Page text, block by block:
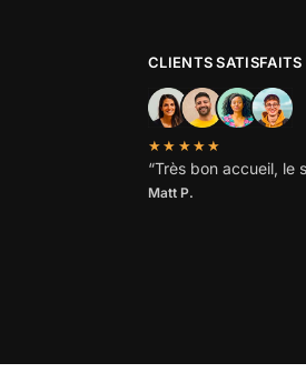
CLIENTS SATISFAITS
★★★★★
“Très bon accueil, le
Matt P.